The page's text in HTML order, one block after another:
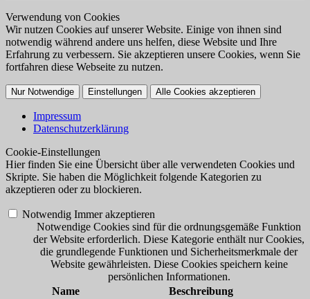
Verwendung von Cookies
Wir nutzen Cookies auf unserer Website. Einige von ihnen sind
notwendig während andere uns helfen, diese Website und Ihre
Erfahrung zu verbessern. Sie akzeptieren unsere Cookies, wenn Sie
fortfahren diese Webseite zu nutzen.
Nur Notwendige Einstellungen Alle Cookies akzeptieren
Impressum
Datenschutzerklärung
Cookie-Einstellungen
Hier finden Sie eine Übersicht über alle verwendeten Cookies und
Skripte. Sie haben die Möglichkeit folgende Kategorien zu
akzeptieren oder zu blockieren.
Notwendig Immer akzeptieren
Notwendige Cookies sind für die ordnungsgemäße Funktion
der Website erforderlich. Diese Kategorie enthält nur Cookies,
die grundlegende Funktionen und Sicherheitsmerkmale der
Website gewährleisten. Diese Cookies speichern keine
persönlichen Informationen.
Name
Beschreibung